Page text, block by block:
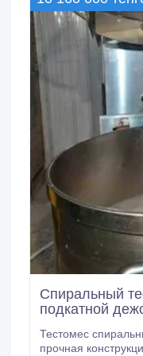
транспортер, на котором установлена тефлоновая
планка, при помощи которой происходит
округление, на конце транспортера установлен
мукопосыпатель.
Спиральный
подкатной
Тестомес
прочная